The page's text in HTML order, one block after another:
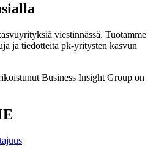
viestinnässä. Tuotamme
ja tiedotteita pk-yritysten kasvun
Business Insight Group on